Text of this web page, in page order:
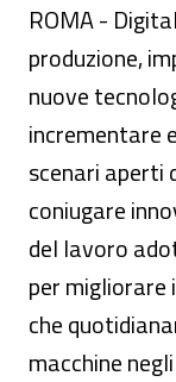
ROMA -
produzione,
nuove
incrementare
scenari aperti
coniugare
del lavoro
per migliorare
che
macchine